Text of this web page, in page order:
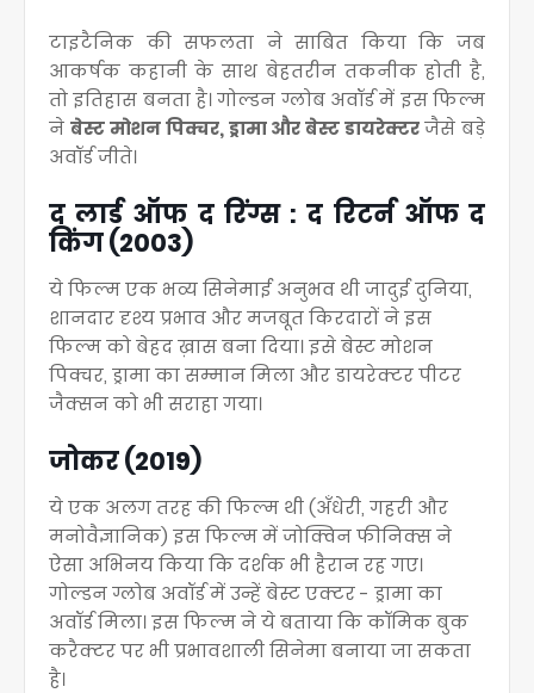
टाइटैनिक की सफलता ने साबित किया कि जब
आकर्षक कहानी के साथ बेहतरीन तकनीक होती है,
तो इतिहास बनता है। गोल्डन ग्लोब अवॉर्ड में इस फिल्म
ने बेस्ट मोशन पिक्चर, ड्रामा और बेस्ट डायरेक्टरजैसे बड़े
अवॉर्ड जीते।
द लार्ड ऑफ द रिंग्स : द रिटर्न ऑफ द
किंग (2003)
ये फिल्म एक भव्य सिनेमाई अनुभव थी जादुई दुनिया,
शानदार दृश्य प्रभाव और मजबूत किरदारों ने इस
फिल्म को बेहद ख़ास बना दिया। इसे बेस्ट मोशन
पिक्चर, ड्रामा का सम्मान मिला और डायरेक्टर पीटर
जैक्सन को भी सराहा गया।
जोकर (2019)
ये एक अलग तरह की फिल्म थी (अँधेरी, गहरी और
मनोवैज्ञानिक) इस फिल्म में जोक्विन फीनिक्स ने
ऐसा अभिनय किया कि दर्शक भी हैरान रह गए।
गोल्डन ग्लोब अवॉर्ड में उन्हें बेस्ट एक्टर - ड्रामा का
अवॉर्ड मिला।इस फिल्म ने ये बताया कि कॉमिक बुक
करैक्टर पर भी प्रभावशाली सिनेमा बनाया जा सकता
है।